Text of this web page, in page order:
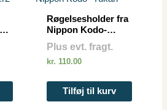
Røgelsesholder fra
Nippon Kodo-
Yukari
Plus evt. fragt.
kr. 110.00
Tilføj til kurv